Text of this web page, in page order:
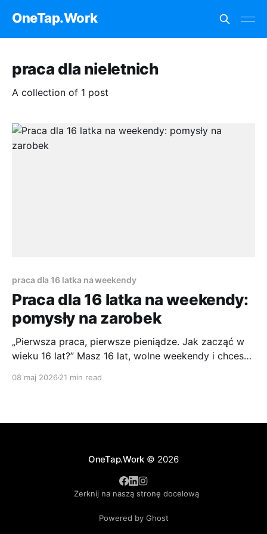
OneTap.Work
praca dla nieletnich
A collection of 1 post
praca dla 16 latka na weekendy
Praca dla 16 latka na weekendy:
pomysły na zarobek
„Pierwsza praca, pierwsze pieniądze. Jak zacząć w
wieku 16 lat?” Masz 16 lat, wolne weekendy i chcesz
tygodnia? To dobry moment, żeby podejść do
08 maj 2026 21 min read
OneTap.Work © 2026
Zerknij na naszą stronę docelową
Powered by Ghost